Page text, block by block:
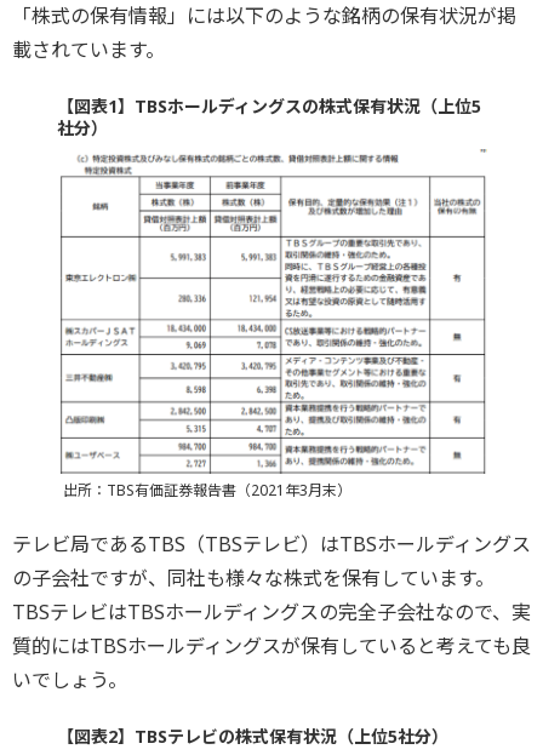
「株式の保有情報」には以下のような銘柄の保有状況が掲
載されています。
【図表1】TBSホールディングスの株式保有状況（上位5
社分）
出所：TBS有価証券報告書（2021年3月末）
テレビ局であるTBS（TBSテレビ）はTBSホールディングス
の子会社ですが、同社も様々な株式を保有しています。
TBSテレビはTBSホールディングスの完全子会社なので、実
質的にはTBSホールディングスが保有していると考えても良
いでしょう。
【図表2】TBSテレビの株式保有状況（上位5社分）